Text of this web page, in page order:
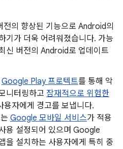
의 향상된 기능으로 Android의
기가 더욱 어려워졌습니다. 가능
신 버전의 Android로 업데이트
Google Play 프로텍트를 통해 악
니터링하고 잠재적으로 위험한
용자에게 경고를 보냅니다.
Google 모바일 서비스가 적용
용 설정되어 있으며 Google
을 설치하는 사용자에게 특히 중